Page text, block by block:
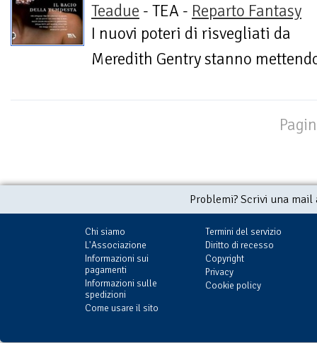
Teadue - TEA - Reparto Fantasy
I nuovi poteri di risvegliati da
Meredith Gentry stanno
Problemi? Scrivi una
Chi siamo
L'Associazione
Informazioni sui
pagamenti
Informazioni sulle
spedizioni
Come usare il sito
Termini del servizio
Diritto di recesso
Copyright
Privacy
Cookie policy